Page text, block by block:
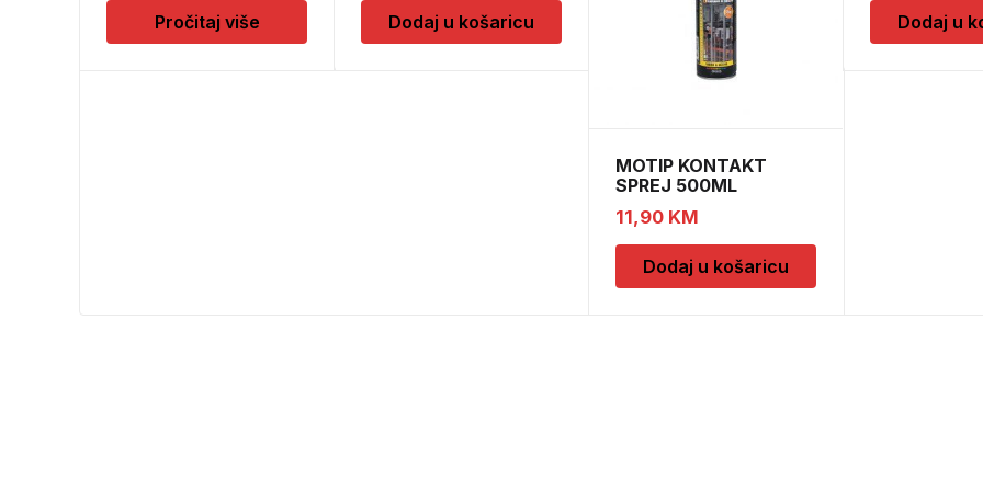
Pročitaj više Dodaj u košaricu
MOTIP KONTAKT
SPREJ 500ML
M090505
11,90 KM
Dodaj u košaricu
Dodaj u